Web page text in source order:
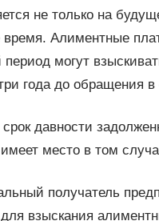
не только на
Алиментные
могут
года до обращения в
давности
место в том
получатель
взыскания